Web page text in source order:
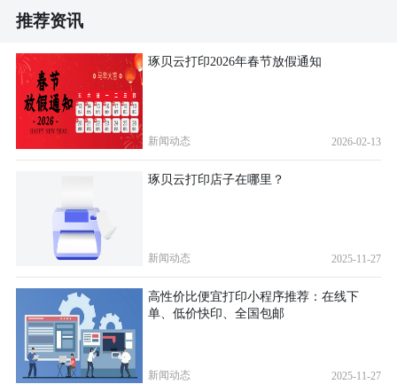
推荐资讯
琢贝云打印2026年春节放假通知
新闻动态 2026-02-13
琢贝云打印店子在哪里？
新闻动态 2025-11-27
高性价比便宜打印小程序推荐：在线下
单、低价快印、全国包邮
新闻动态 2025-11-27